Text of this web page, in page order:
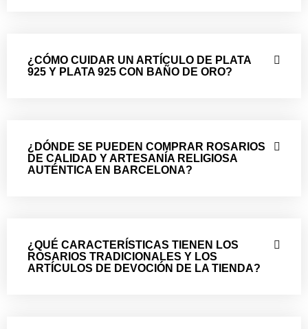
¿CÓMO CUIDAR UN ARTÍCULO DE PLATA
925 Y PLATA 925 CON BAÑO DE ORO?
¿DÓNDE SE PUEDEN COMPRAR ROSARIOS
DE CALIDAD Y ARTESANÍA RELIGIOSA
AUTÉNTICA EN BARCELONA?
¿QUÉ CARACTERÍSTICAS TIENEN LOS
ROSARIOS TRADICIONALES Y LOS
ARTÍCULOS DE DEVOCIÓN DE LA TIENDA?